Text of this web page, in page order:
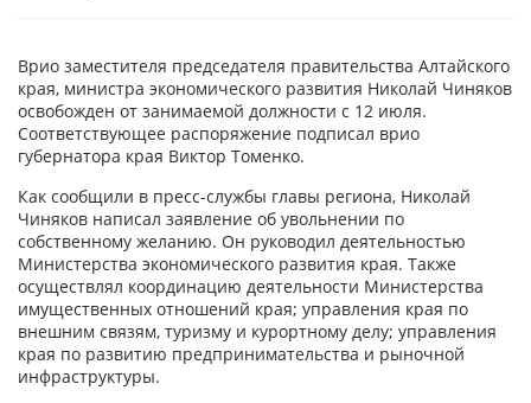
Врио заместителя председателя правительства Алтайского
края, министра экономического развития Николай Чиняков
освобожден от занимаемой должности с 12 июля.
Соответствующее распоряжение подписал врио
губернатора края Виктор Томенко.
Как сообщили в пресс-службы главы региона, Николай
Чиняков написал заявление об увольнении по
собственному желанию. Он руководил деятельностью
Министерства экономического развития края. Также
осуществлял координацию деятельности Министерства
имущественных отношений края; управления края по
внешним связям, туризму и курортному делу; управления
края по развитию предпринимательства и рыночной
инфраструктуры.